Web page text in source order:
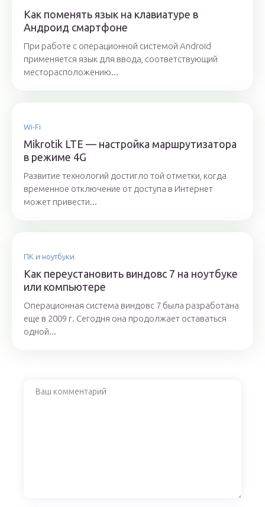
Как поменять язык на клавиатуре в
Андроид смартфоне
При работе с операционной системой Android
применяется язык для ввода, соответствующий
месторасположению...
Wi-Fi
Mikrotik LTE — настройка маршрутизатора
в режиме 4G
Развитие технологий достигло той отметки, когда
временное отключение от доступа в Интернет
может привести...
ПК и ноутбуки
Как переустановить виндовс 7 на ноутбуке
или компьютере
Операционная система виндовс 7 была разработана
еще в 2009 г. Сегодня она продолжает оставаться
одной...